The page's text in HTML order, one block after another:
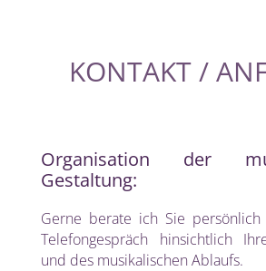
KONTAKT /
Organisation der
Gestaltung:
Gerne berate ich Sie
Telefongespräch hinsichtlich
und des musikalischen Ablaufs.